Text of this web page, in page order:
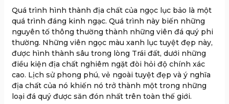
Quá trình hình thành địa chất của ngọc lục bảo là một
quá trình đáng kinh ngạc. Quá trình này biến những
nguyên tố thông thường thành những viên đá quý phi
thường. Những viên ngọc màu xanh lục tuyệt đẹp này,
được hình thành sâu trong lòng Trái đất, dưới những
điều kiện địa chất nghiêm ngặt đòi hỏi độ chính xác
cao. Lịch sử phong phú, vẻ ngoài tuyệt đẹp và ý nghĩa
địa chất của nó khiến nó trở thành một trong những
loại đá quý được săn đón nhất trên toàn thế giới.